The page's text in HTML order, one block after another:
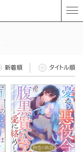
新着順 タイトル順